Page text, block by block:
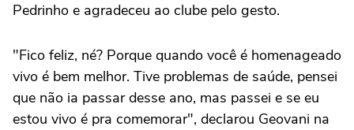
Pedrinho e agradeceu ao clube pelo gesto.
"Fico feliz, né? Porque quando você é homenageado
vivo é bem melhor. Tive problemas de saúde, pensei
que não ia passar desse ano, mas passei e se eu
estou vivo é pra comemorar", declarou Geovani na